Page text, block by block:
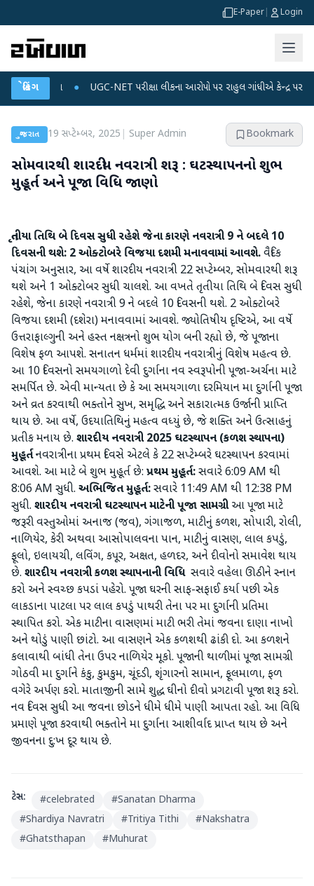
E-Paper Login
બ્રેકિંગ
પ્લાન UGC-NET પરીક્ષા લીકના આરોપો પર રાહુલ ગાંધીએ કેન્દ્ર પર પ્રહાર કર્યા
ગુજરાત 19 સપ્ટેમ્બર, 2025 Super Admin Bookmark
સોમવારથી શારદીય નવરાત્રી શરૂ : ઘટસ્થાપનનો શુભ
મુહૂર્ત અને પૂજા વિધિ જાણો
તૃતીયા તિથિ બે દિવસ સુધી રહેશે જેના કારણે નવરાત્રી9 ને બદલે10
દિવસની થશે: 2ઓક્ટોબરે વિજયા દશમી મનાવવામાં આવશે.વૈદિક
પંચાંગ અનુસાર, આ વર્ષે શારદીય નવરાત્રી 22 સપ્ટેમ્બર, સોમવારથી શરૂ
થશે અને 1 ઓક્ટોબર સુધી ચાલશે. આ વખતે તૃતીયા તિથિ બે દિવસ સુધી
રહેશે, જેના કારણે નવરાત્રી 9 ને બદલે 10 દિવસની થશે. 2 ઓક્ટોબરે
વિજયા દશમી (દશેરા) મનાવવામાં આવશે. જ્યોતિષીય દૃષ્ટિએ, આ વર્ષે
ઉત્તરાફાલ્ગુની અને હસ્ત નક્ષત્રનો શુભ યોગ બની રહ્યો છે, જે પૂજાના
વિશેષ ફળ આપશે. સનાતન ધર્મમાં શારદીય નવરાત્રીનું વિશેષ મહત્વ છે.
આ 10 દિવસનો સમયગાળો દેવી દુર્ગાના નવ સ્વરૂપોની પૂજા-અર્ચના માટે
સમર્પિત છે. એવી માન્યતા છે કે આ સમયગાળા દરમિયાન મા દુર્ગાની પૂજા
અને વ્રત કરવાથી ભક્તોને સુખ, સમૃદ્ધિ અને સકારાત્મક ઉર્જાની પ્રાપ્તિ
થાય છે. આ વર્ષે, ઉદયાતિથિનું મહત્વ વધ્યું છે, જે શક્તિ અને ઉત્સાહનું
પ્રતીક મનાય છે. શારદીય નવરાત્રી2025 ઘટસ્થાપન (કળશ સ્થાપના)
મુહૂર્તનવરાત્રીના પ્રથમ દિવસે એટલે કે 22 સપ્ટેમ્બરે ઘટસ્થાપન કરવામાં
આવશે. આ માટે બે શુભ મુહૂર્ત છે: પ્રથમ મુહૂર્ત:સવારે 6:09 AM થી
8:06 AM સુધી. અભિજિત મુહૂર્ત:સવારે 11:49 AM થી 12:38 PM
સુધી. શારદીય નવરાત્રી ઘટસ્થાપન માટેની પૂજા સામગ્રીઆ પૂજા માટે
જરૂરી વસ્તુઓમાં અનાજ (જવ), ગંગાજળ, માટીનું કળશ, સોપારી, રોલી,
નાળિયેર, કેરી અથવા આસોપાલવના પાન, માટીનું વાસણ, લાલ કપડું,
ફૂલો, ઇલાયચી, લવિંગ, કપૂર, અક્ષત, હળદર, અને દીવોનો સમાવેશ થાય
છે. શારદીય નવરાત્રી કળશ સ્થાપનાની વિધિ સવારે વહેલા ઊઠીને સ્નાન
કરો અને સ્વચ્છ કપડાં પહેરો. પૂજા ઘરની સાફ-સફાઈ કર્યા પછી એક
લાકડાના પાટલા પર લાલ કપડું પાથરી તેના પર મા દુર્ગાની પ્રતિમા
સ્થાપિત કરો. એક માટીના વાસણમાં માટી ભરી તેમાં જવના દાણા નાખો
અને થોડું પાણી છાંટો. આ વાસણને એક કળશથી ઢાંકી દો. આ કળશને
કલાવાથી બાંધી તેના ઉપર નાળિયેર મૂકો. પૂજાની થાળીમાં પૂજા સામગ્રી
ગોઠવી મા દુર્ગાને કંકુ, કુમકુમ, ચૂંદડી, શૃંગારનો સામાન, ફૂલમાળા, ફળ
વગેરે અર્પણ કરો. માતાજીની સામે શુદ્ધ ઘીનો દીવો પ્રગટાવી પૂજા શરૂ કરો.
નવ દિવસ સુધી આ જવના છોડને ધીમે ધીમે પાણી આપતા રહો. આ વિધિ
પ્રમાણે પૂજા કરવાથી ભક્તોને મા દુર્ગાના આશીર્વાદ પ્રાપ્ત થાય છે અને
જીવનના દુ:ખ દૂર થાય છે.
ટેગ્સ: #celebrated #Sanatan Dharma
#Shardiya Navratri #Tritiya Tithi #Nakshatra
#Ghatsthapan #Muhurat